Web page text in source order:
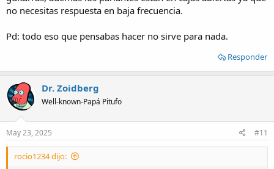
no necesitas respuesta en baja frecuencia.
Pd: todo eso que pensabas hacer no sirve para nada.
Responder
Dr. Zoidberg
Well-known-Papá Pitufo
May 23, 2025 #11
rocio1234 dijo: